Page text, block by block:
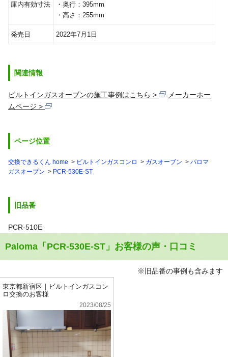
庫内有効寸法
・奥行：395mm
・高さ：255mm
発売日 2022年7月1日
関連情報
ビルトインガスオーブンの施工事例はこちら
メーカーホー
ムページ
ページ位置
交換できるくん home ビルトインガスコンロ ガスオーブン
パロマ
ガスオーブン
PCR-530E-ST
旧品番
PCR-510E
Paloma「PCR-530E-ST」お客様の声・口コミ
※旧品番の事例も含みます
東京都新宿区｜ビルトインガスコン
ロ交換のお客様
2023/08/25